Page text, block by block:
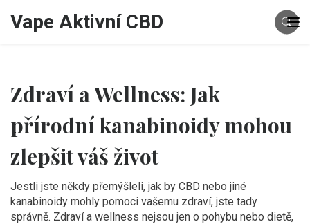
Vape Aktivní CBD
Zdraví a Wellness: Jak
přírodní kanabinoidy mohou
zlepšit váš život
Jestli jste někdy přemýšleli, jak by CBD nebo jiné
kanabinoidy mohly pomoci vašemu zdraví, jste tady
správně. Zdraví a wellness nejsou jen o pohybu nebo dietě,